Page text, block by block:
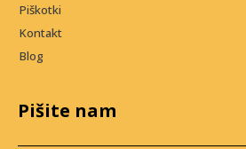
Piškotki
Kontakt
Blog
Pišite nam